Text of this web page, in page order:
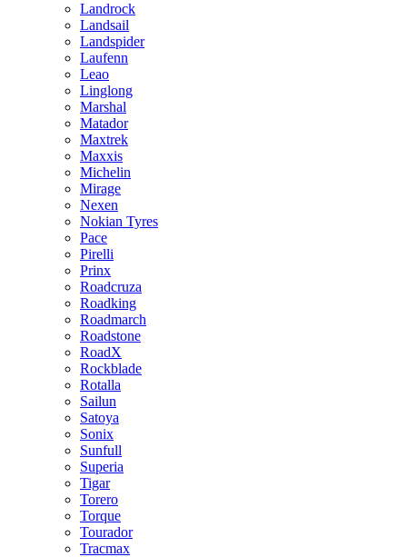
Landrock
Landsail
Landspider
Laufenn
Leao
Linglong
Marshal
Matador
Maxtrek
Maxxis
Michelin
Mirage
Nexen
Nokian Tyres
Pace
Pirelli
Prinx
Roadcruza
Roadking
Roadmarch
Roadstone
RoadX
Rockblade
Rotalla
Sailun
Satoya
Sonix
Sunfull
Superia
Tigar
Torero
Torque
Tourador
Tracmax